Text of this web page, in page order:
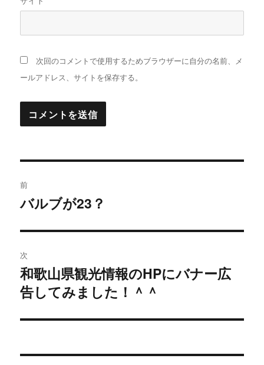
次回のコメントで使用するためブラウザーに自分の名前、メ
ールアドレス、サイトを保存する。
稿
ビ
ゲ
ー
シ
前
過
の
投
稿:
バルブが23？
次
次
の
稿:
和歌山県観光情報のHPにバナー広
告してみました！＾＾